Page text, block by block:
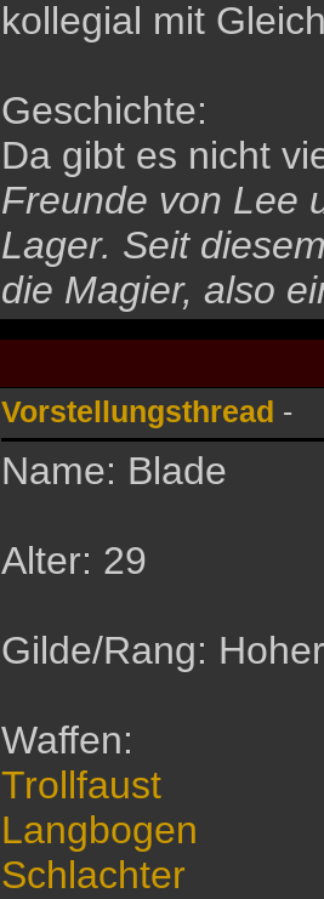
kollegial mit
Geschichte:
Da gibt es nicht
Freunde von Lee
Lager. Seit
die Magier, also
Vorstellungsthread -
Name: Blade
Alter: 29
Gilde/Rang:
Waffen:
Trollfaust
Langbogen
Schlachter